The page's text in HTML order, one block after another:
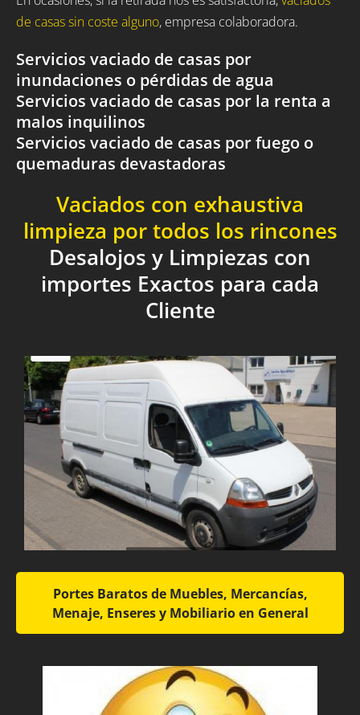
de casas sin coste alguno, empresa colaboradora.
Servicios vaciado de casas por
inundaciones o pérdidas de agua
Servicios vaciado de casas por la renta a
malos inquilinos
Servicios vaciado de casas por fuego o
quemaduras devastadoras
Vaciados con exhaustiva
limpieza por todos los rincones
Desalojos y Limpiezas con
importes Exactos para cada
Cliente
Portes Baratos de Muebles, Mercancías,
Menaje, Enseres y Mobiliario en General